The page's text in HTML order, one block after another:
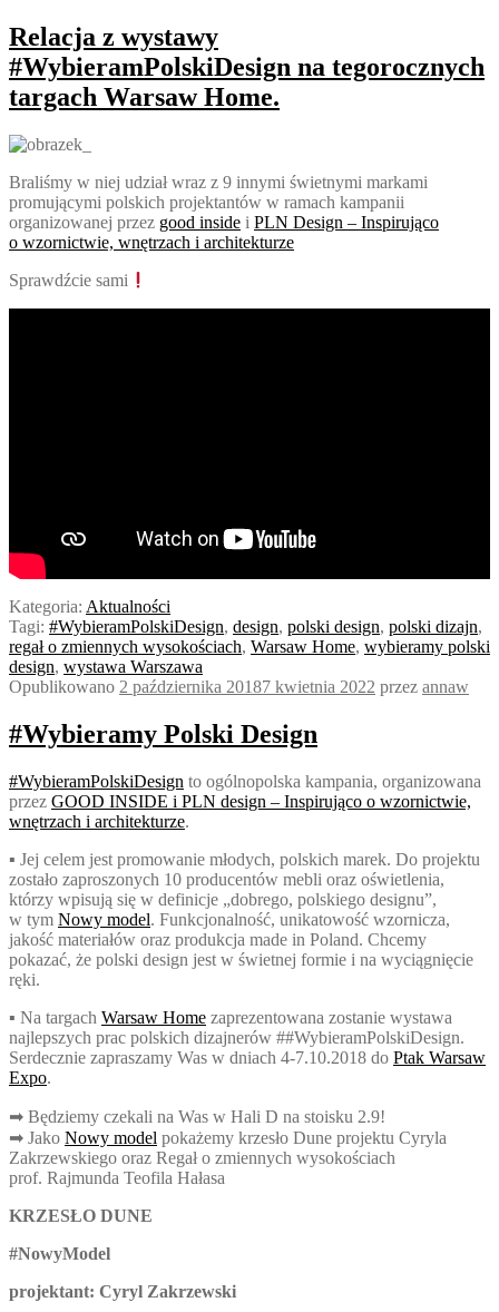
Relacja z wystawy
#WybieramPolskiDesign na tegorocznych
targach Warsaw Home.
Braliśmy w niej udział wraz z 9 innymi świetnymi markami
promującymi polskich projektantów w ramach kampanii
organizowanej przez good inside i PLN Design – Inspirująco
o wzornictwie, wnętrzach i architekturze
Sprawdźcie sami
Kategoria: Aktualności
Tagi: #WybieramPolskiDesign, design, polski design, polski dizajn,
regał o zmiennych wysokościach, Warsaw Home, wybieramy polski
design, wystawa Warszawa
Opublikowano 2 października 20187 kwietnia 2022 przez annaw
#Wybieramy Polski Design
#WybieramPolskiDesign to ogólnopolska kampania, organizowana
przez GOOD INSIDE i PLN design – Inspirująco o wzornictwie,
wnętrzach i architekturze.
▪ Jej celem jest promowanie młodych, polskich marek. Do projektu
zostało zaproszonych 10 producentów mebli oraz oświetlenia,
którzy wpisują się w definicje „dobrego, polskiego designu”,
w tym Nowy model. Funkcjonalność, unikatowość wzornicza,
jakość materiałów oraz produkcja made in Poland. Chcemy
pokazać, że polski design jest w świetnej formie i na wyciągnięcie
ręki.
▪ Na targach Warsaw Home zaprezentowana zostanie wystawa
najlepszych prac polskich dizajnerów ##WybieramPolskiDesign.
Serdecznie zapraszamy Was w dniach 4-7.10.2018 do Ptak Warsaw
Expo.
➡ Będziemy czekali na Was w Hali D na stoisku 2.9!
➡ Jako Nowy model pokażemy krzesło Dune projektu Cyryla
Zakrzewskiego oraz Regał o zmiennych wysokościach
prof. Rajmunda Teofila Hałasa
KRZESŁO DUNE
#NowyModel
projektant: Cyryl Zakrzewski